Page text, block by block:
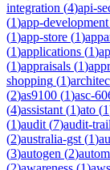
integration (4)api-
(1)app-development
(1)app-store (1)
(1)applications (1)
(1)appraisals (1)
shopping (1)
(2)as9100 (1)asc-
(4)assistant (1)ato (1
(1)audit (7)audit-trail
(2)australia-gst (1)
(3)autogen (2)